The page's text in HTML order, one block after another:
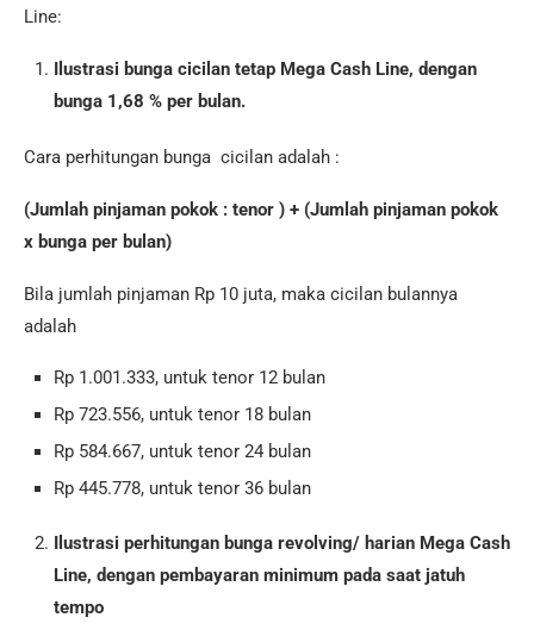
Line:
Ilustrasi bunga cicilan tetap Mega Cash Line, dengan
bunga 1,68 % per bulan.
Cara perhitungan bunga cicilan adalah :
(Jumlah pinjaman pokok : tenor ) + (Jumlah pinjaman pokok
x bunga per bulan)
Bila jumlah pinjaman Rp 10 juta, maka cicilan bulannya
adalah
Rp 1.001.333, untuk tenor 12 bulan
Rp 723.556, untuk tenor 18 bulan
Rp 584.667, untuk tenor 24 bulan
Rp 445.778, untuk tenor 36 bulan
Ilustrasi perhitungan bunga revolving/ harian Mega Cash
Line, dengan pembayaran minimum pada saat jatuh
tempo